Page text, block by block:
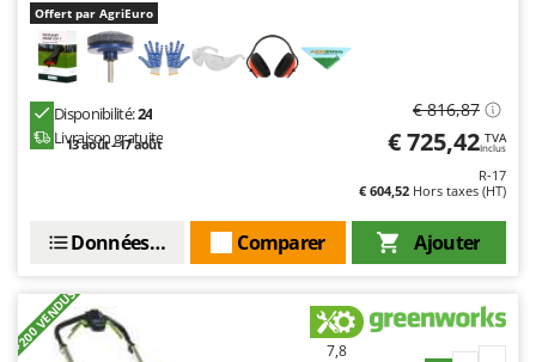
Offert par AgriEuro
Disponibilité:24
Livraison gratuite
13 août - 17 août
€ 816,87
€ 725,42 TVA
Inclus
R-17
€ 604,52 Hors taxes (HT)
Ajouter
Comparer
Données techniques
+200 VENDUS 7,8